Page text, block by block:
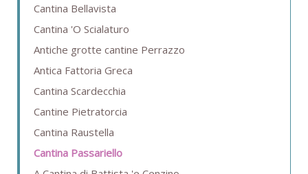
Cantina Bellavista
Cantina 'O Scialaturo
Antiche grotte cantine Perrazzo
Antica Fattoria Greca
Cantina Scardecchia
Cantine Pietratorcia
Cantina Raustella
Cantina Passariello